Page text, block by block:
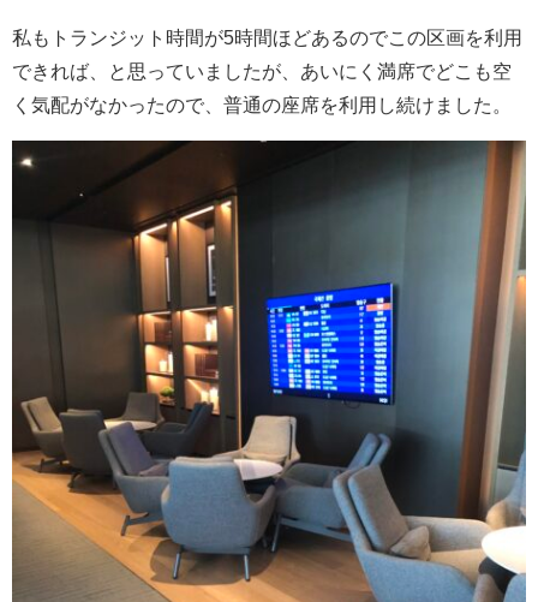
私もトランジット時間が5時間ほどあるのでこの区画を利用
できれば、と思っていましたが、あいにく満席でどこも空
く気配がなかったので、普通の座席を利用し続けました。